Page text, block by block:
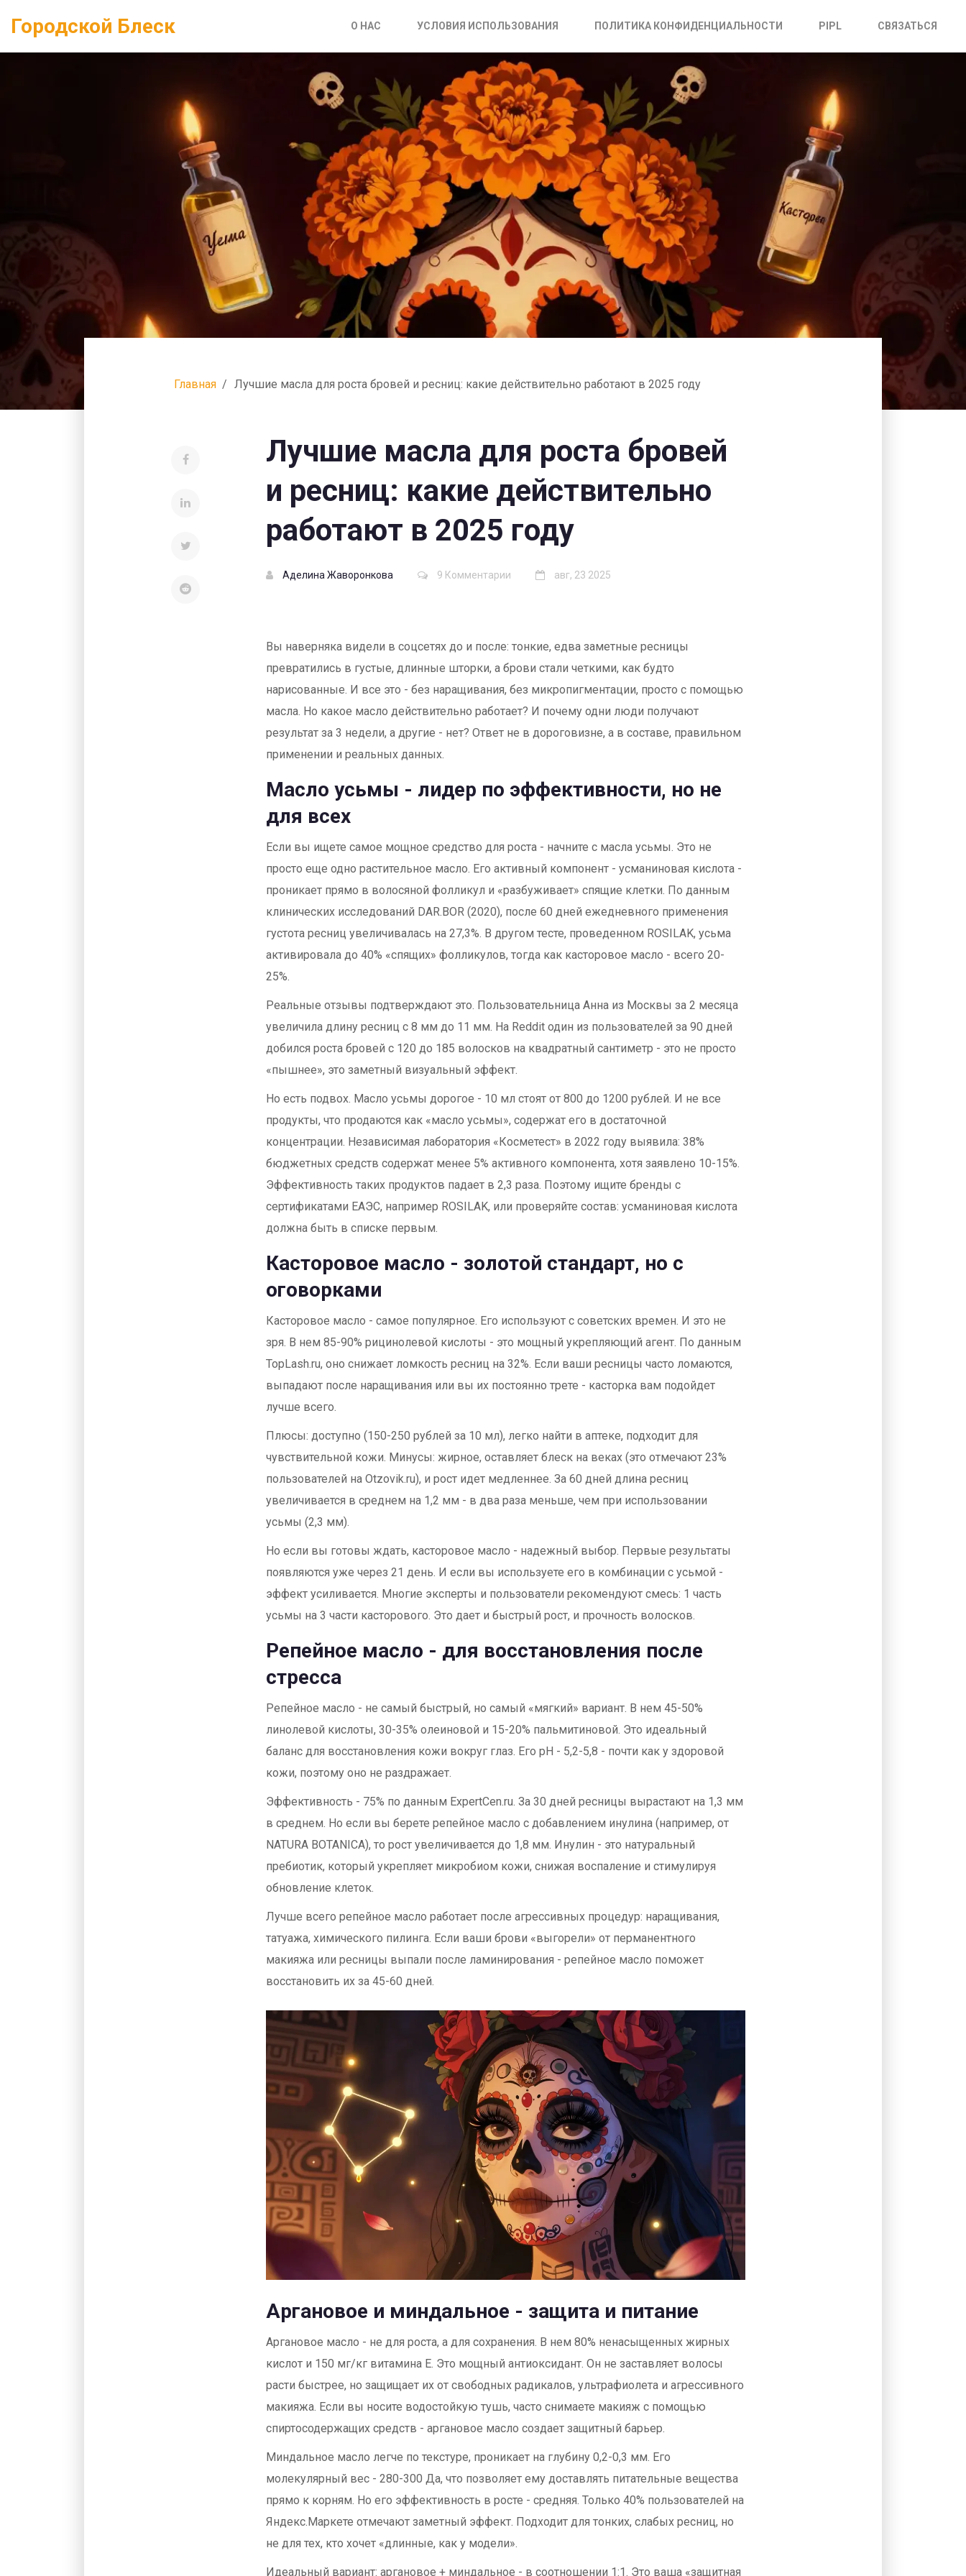
Городской Блеск О НАС УСЛОВИЯ ИСПОЛЬЗОВАНИЯ ПОЛИТИКА КОНФИДЕНЦИАЛЬНОСТИ PIPL СВЯЗАТЬСЯ
Главная Лучшие масла для роста бровей и ресниц: какие действительно работают в 2025 году
Лучшие масла для роста бровей
и ресниц: какие действительно
работают в 2025 году
Аделина Жаворонкова 9 Комментарии авг, 23 2025
Вы наверняка видели в соцсетях до и после: тонкие, едва заметные ресницы
превратились в густые, длинные шторки, а брови стали четкими, как будто
нарисованные. И все это - без наращивания, без микропигментации, просто с помощью
масла. Но какое масло действительно работает? И почему одни люди получают
результат за 3 недели, а другие - нет? Ответ не в дороговизне, а в составе, правильном
применении и реальных данных.
Масло усьмы - лидер по эффективности, но не
для всех
Если вы ищете самое мощное средство для роста - начните с масла усьмы. Это не
просто еще одно растительное масло. Его активный компонент - усманиновая кислота -
проникает прямо в волосяной фолликул и «разбуживает» спящие клетки. По данным
клинических исследований DAR.BOR (2020), после 60 дней ежедневного применения
густота ресниц увеличивалась на 27,3%. В другом тесте, проведенном ROSILAK, усьма
активировала до 40% «спящих» фолликулов, тогда как касторовое масло - всего 20-
25%.
Реальные отзывы подтверждают это. Пользовательница Анна из Москвы за 2 месяца
увеличила длину ресниц с 8 мм до 11 мм. На Reddit один из пользователей за 90 дней
добился роста бровей с 120 до 185 волосков на квадратный сантиметр - это не просто
«пышнее», это заметный визуальный эффект.
Но есть подвох. Масло усьмы дорогое - 10 мл стоят от 800 до 1200 рублей. И не все
продукты, что продаются как «масло усьмы», содержат его в достаточной
концентрации. Независимая лаборатория «Косметест» в 2022 году выявила: 38%
бюджетных средств содержат менее 5% активного компонента, хотя заявлено 10-15%.
Эффективность таких продуктов падает в 2,3 раза. Поэтому ищите бренды с
сертификатами ЕАЭС, например ROSILAK, или проверяйте состав: усманиновая кислота
должна быть в списке первым.
Касторовое масло - золотой стандарт, но с
оговорками
Касторовое масло - самое популярное. Его используют с советских времен. И это не
зря. В нем 85-90% рицинолевой кислоты - это мощный укрепляющий агент. По данным
TopLash.ru, оно снижает ломкость ресниц на 32%. Если ваши ресницы часто ломаются,
выпадают после наращивания или вы их постоянно трете - касторка вам подойдет
лучше всего.
Плюсы: доступно (150-250 рублей за 10 мл), легко найти в аптеке, подходит для
чувствительной кожи. Минусы: жирное, оставляет блеск на веках (это отмечают 23%
пользователей на Otzovik.ru), и рост идет медленнее. За 60 дней длина ресниц
увеличивается в среднем на 1,2 мм - в два раза меньше, чем при использовании
усьмы (2,3 мм).
Но если вы готовы ждать, касторовое масло - надежный выбор. Первые результаты
появляются уже через 21 день. И если вы используете его в комбинации с усьмой -
эффект усиливается. Многие эксперты и пользователи рекомендуют смесь: 1 часть
усьмы на 3 части касторового. Это дает и быстрый рост, и прочность волосков.
Репейное масло - для восстановления после
стресса
Репейное масло - не самый быстрый, но самый «мягкий» вариант. В нем 45-50%
линолевой кислоты, 30-35% олеиновой и 15-20% пальмитиновой. Это идеальный
баланс для восстановления кожи вокруг глаз. Его pH - 5,2-5,8 - почти как у здоровой
кожи, поэтому оно не раздражает.
Эффективность - 75% по данным ExpertCen.ru. За 30 дней ресницы вырастают на 1,3 мм
в среднем. Но если вы берете репейное масло с добавлением инулина (например, от
NATURA BOTANICA), то рост увеличивается до 1,8 мм. Инулин - это натуральный
пребиотик, который укрепляет микробиом кожи, снижая воспаление и стимулируя
обновление клеток.
Лучше всего репейное масло работает после агрессивных процедур: наращивания,
татуажа, химического пилинга. Если ваши брови «выгорели» от перманентного
макияжа или ресницы выпали после ламинирования - репейное масло поможет
восстановить их за 45-60 дней.
Аргановое и миндальное - защита и питание
Аргановое масло - не для роста, а для сохранения. В нем 80% ненасыщенных жирных
кислот и 150 мг/кг витамина Е. Это мощный антиоксидант. Он не заставляет волосы
расти быстрее, но защищает их от свободных радикалов, ультрафиолета и агрессивного
макияжа. Если вы носите водостойкую тушь, часто снимаете макияж с помощью
спиртосодержащих средств - аргановое масло создает защитный барьер.
Миндальное масло легче по текстуре, проникает на глубину 0,2-0,3 мм. Его
молекулярный вес - 280-300 Да, что позволяет ему доставлять питательные вещества
прямо к корням. Но его эффективность в росте - средняя. Только 40% пользователей на
Яндекс.Маркете отмечают заметный эффект. Подходит для тонких, слабых ресниц, но
не для тех, кто хочет «длинные, как у модели».
Идеальный вариант: аргановое + миндальное - в соотношении 1:1. Это ваша «защитная